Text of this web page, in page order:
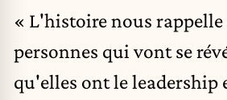
« L'histoire nous rappelle
personnes qui vont se
qu'elles ont le leadership